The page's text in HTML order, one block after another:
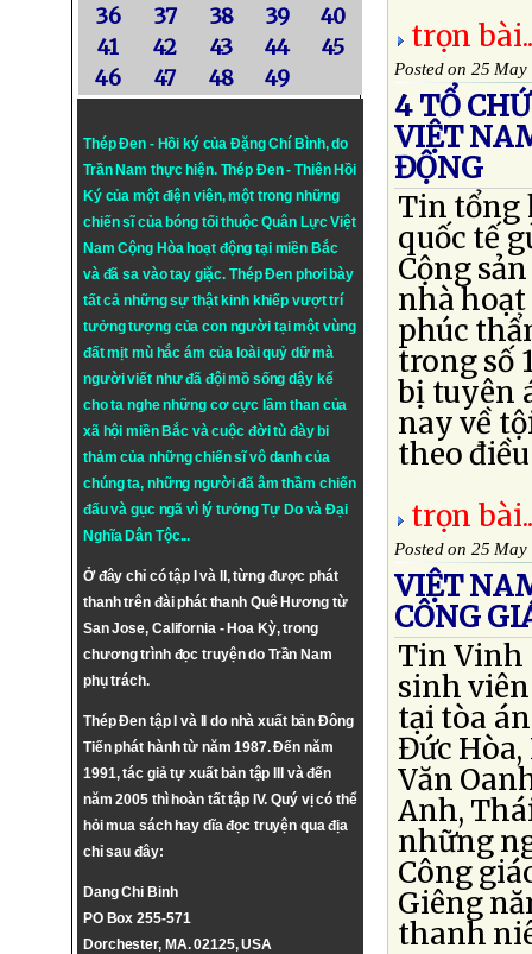
36
37 38 39
40
41
42 43 44
45
46
47 48 49
Thép Đen - Hồi ký của Đặng Chí Bình, do
Trần Nam thực hiện. Thép Đen- Thiên Hồi
Ký của một điện viên, một trong những
chiến sĩ của bóng tối thuộc Quân Lực Việt
Nam Cộng Hòa hoạt động tại miền Bắc
và đã sa vào tay giặc. Thép Đen phơi bày
tất cả những sự thật kinh khiếp vượt trí
tưởng tượng của con người tại một vùng
đất mịt mù hắc ám của loài quỷ dữ mà
người viết như đã đội mồ sống dậy kể
cho ta nghe những cơ cực lầm than của
xã hội miền Bắc và cuộc đời tù đày bi
thảm của những chiến sĩ vô danh của
chúng ta, những người đã âm thầm chiến
đấu và gục ngã vì lý tưởngTự DovàĐại
Nghĩa Dân Tộc...
Ở đây chỉ có tập I và II, từng được phát
thanh trên đài phát thanh Quê Hương từ
San Jose, California - Hoa Kỳ, trong
chương trình đọc truyện do Trần Nam
phụ trách.
Thép Đen tập I và II do nhà xuất bản Đông
Tiến phát hành từ năm 1987. Đến năm
1991, tác giả tự xuất bản tập III và đến
năm 2005 thì hoàn tất tập IV. Quý vị có thể
hỏi mua sách hay dĩa đọc truyện qua địa
chỉ sau đây:
Dang Chi Binh
PO Box 255-571
Dorchester, MA. 02125, USA
trọn
Posted on 25 May
4 TỔ
VIỆT
ĐỘNG
Tin tổng
quốc tế
Cộng
nhà
phúc
trong số
bị tuyên
nay về
theo
trọn
Posted on 25 May
VIỆT
CÔNG
Tin Vinh
sinh
tại tòa
Đức Hòa,
Văn
Anh,
những
Công
Giêng
thanh